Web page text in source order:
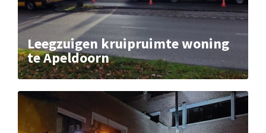
Leegzuigen kruipruimte woning
te Apeldoorn